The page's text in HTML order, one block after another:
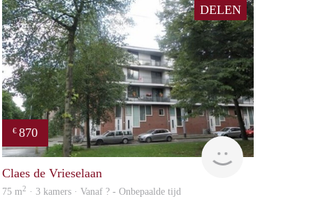
DELEN
€ 870
finder
Claes de Vrieselaan
75 m2 · 3 kamers · Vanaf ? - Onbepaalde tijd